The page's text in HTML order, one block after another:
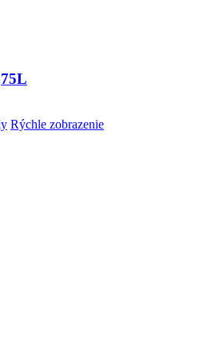
Rýchle zobrazenie